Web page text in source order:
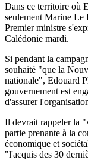
Dans ce territoire où
seulement Marine Le
Premier ministre
Calédonie mardi.
Si pendant la
souhaité "que la
nationale", Edouard
gouvernement est
d'assurer
Il devrait rappeler la
partie prenante à la
économique et
"l'acquis des 30